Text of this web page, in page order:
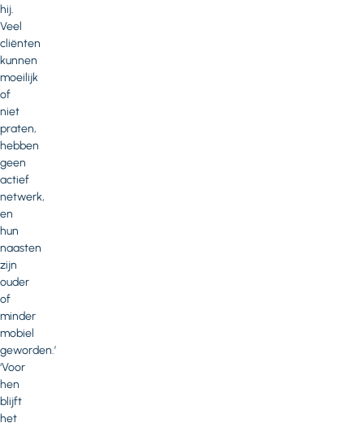
hij.
Veel
cliënten
kunnen
moeilijk
of
niet
praten,
hebben
geen
actief
netwerk,
en
hun
naasten
zijn
ouder
of
minder
mobiel
geworden.’
‘Voor
hen
blijft
het